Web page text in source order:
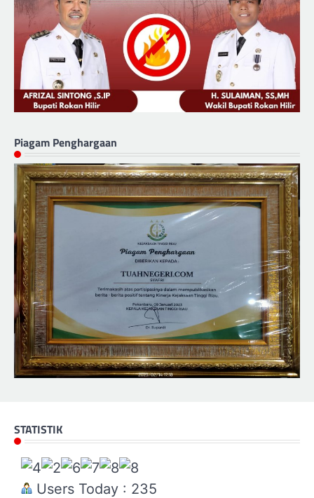
Piagam Penghargaan
STATISTIK
Users Today : 235